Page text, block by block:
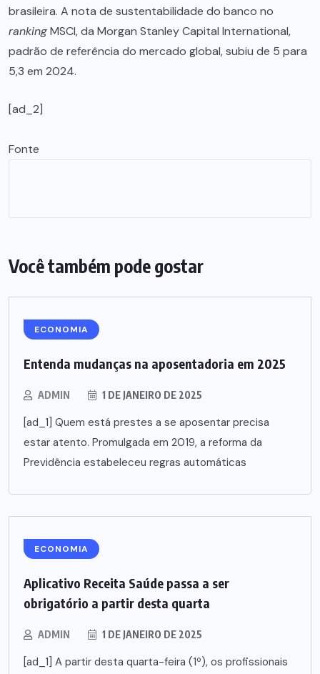
brasileira. A nota de sustentabilidade do banco no
rankingMSCI, da Morgan Stanley Capital International,
padrão de referência do mercado global, subiu de 5 para
5,3 em 2024.
[ad_2]
Fonte
Você também pode gostar
ECONOMIA
Entenda mudanças na aposentadoria em 2025
ADMIN 1 DE JANEIRO DE 2025
[ad_1] Quem está prestes a se aposentar precisa
estar atento. Promulgada em 2019, a reforma da
Previdência estabeleceu regras automáticas
ECONOMIA
Aplicativo Receita Saúde passa a ser
obrigatório a partir desta quarta
ADMIN 1 DE JANEIRO DE 2025
[ad_1] A partir desta quarta-feira (1º), os profissionais